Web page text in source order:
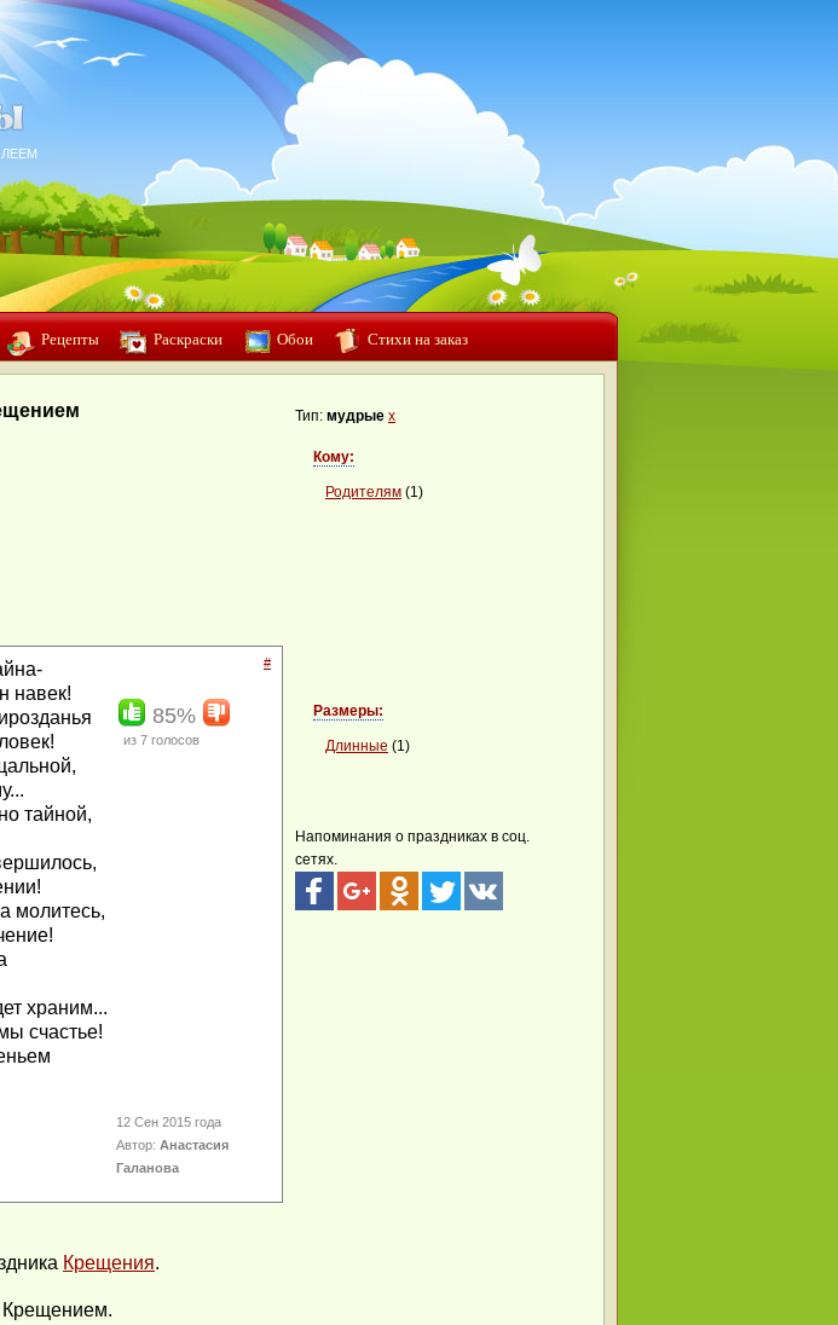
Рецепты Раскраски Обои Стихи на заказ
навек!
тайной,
молитесь,
храним...
счастье!
#
85%
из 7 голосов
12 Сен 2015 года
Автор:Анастасия
Галанова
Крещения.
Крещением.
Тип: мудрые x
Кому:
Родителям (1)
Размеры:
Длинные (1)
Напоминания о праздниках в соц.
сетях.